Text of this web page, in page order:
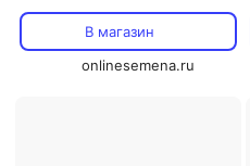
В магазин
onlinesemena.ru